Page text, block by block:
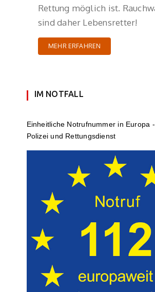
Rettung möglich ist.
sind daher Lebensretter!
MEHR ERFAHREN
IM NOTFALL
Einheit­li­che Notruf­num­mer in Europa
Polizei und Rettungs­dienst